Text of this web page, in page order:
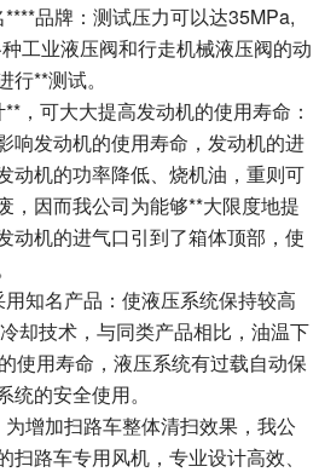
品牌：测试压力可以达35MPa,
工业液压阀和行走机械液压阀的动
**测试。
，可大大提高发动机的使用寿命：
响发动机的使用寿命，发动机的进
动机的功率降低、烧机油，重则可
，因而我公司为能够**大限度地提
动机的进气口引到了箱体顶部，使
知名产品：使液压系统保持较高
却技术，与同类产品相比，油温下
使用寿命，液压系统有过载自动保
的安全使用。
增加扫路车整体清扫效果，我公
路车专用风机，专业设计高效、